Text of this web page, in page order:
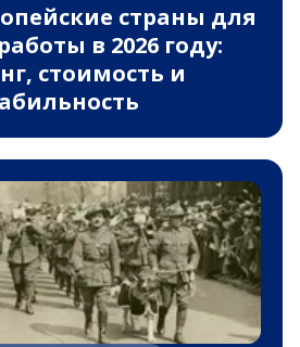
страны для
в 2026 году:
стоимость и